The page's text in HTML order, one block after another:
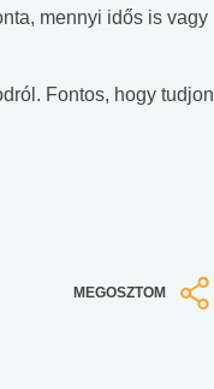
mennyi idős is vagy
Fontos, hogy tudjon
MEGOSZTOM